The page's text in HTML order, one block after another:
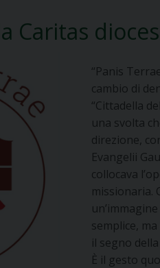
Caritas
“Panis
cambio di
“Cittadella
una svolta
direzione,
Evangelii
collocava
missionaria.
semplice,
il segno
È il gesto